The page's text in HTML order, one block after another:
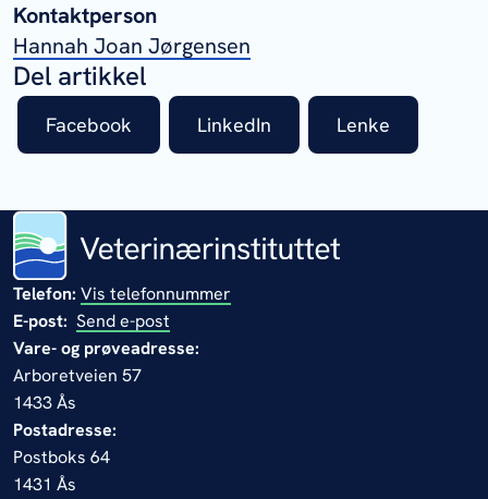
Kontaktperson
Hannah Joan Jørgensen
Del artikkel
Facebook LinkedIn Lenke
Telefon: Vis telefonnummer
E-post: Send e-post
Vare- og prøveadresse:
Arboretveien 57
1433 Ås
Postadresse:
Postboks 64
1431 Ås